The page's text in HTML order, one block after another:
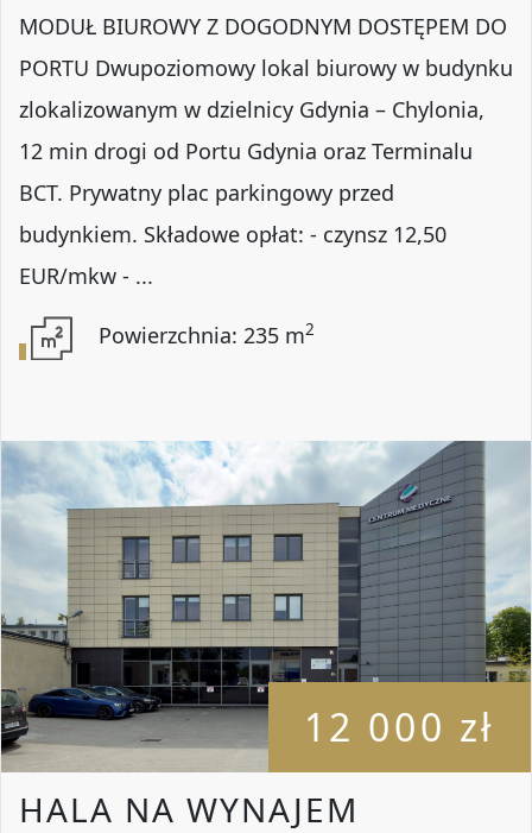
MODUŁ BIUROWY Z DOGODNYM DOSTĘPEM DO
PORTU Dwupoziomowy lokal biurowy w budynku
zlokalizowanym w dzielnicy Gdynia – Chylonia,
12 min drogi od Portu Gdynia oraz Terminalu
BCT. Prywatny plac parkingowy przed
budynkiem. Składowe opłat: - czynsz 12,50
EUR/mkw - ...
Powierzchnia: 235 m2
12 000 zł
HALA NA WYNAJEM